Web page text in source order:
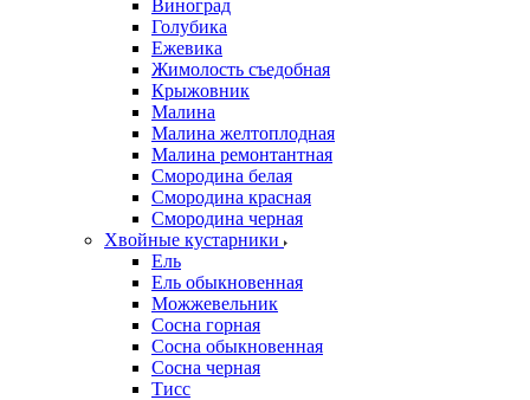
Виноград
Голубика
Ежевика
Жимолость съедобная
Крыжовник
Малина
Малина желтоплодная
Малина ремонтантная
Смородина белая
Смородина красная
Смородина черная
Хвойные кустарники
Ель
Ель обыкновенная
Можжевельник
Сосна горная
Сосна обыкновенная
Сосна черная
Тисс